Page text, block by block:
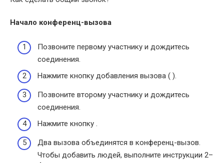
Начало конференц-вызова
Позвоните первому участнику и дождитесь
соединения.
Нажмите кнопку добавления вызова ( ).
Позвоните второму участнику и дождитесь
соединения.
Нажмите кнопку .
Два вызова объединятся в конференц-вызов.
Чтобы добавить людей, выполните инструкции 2–